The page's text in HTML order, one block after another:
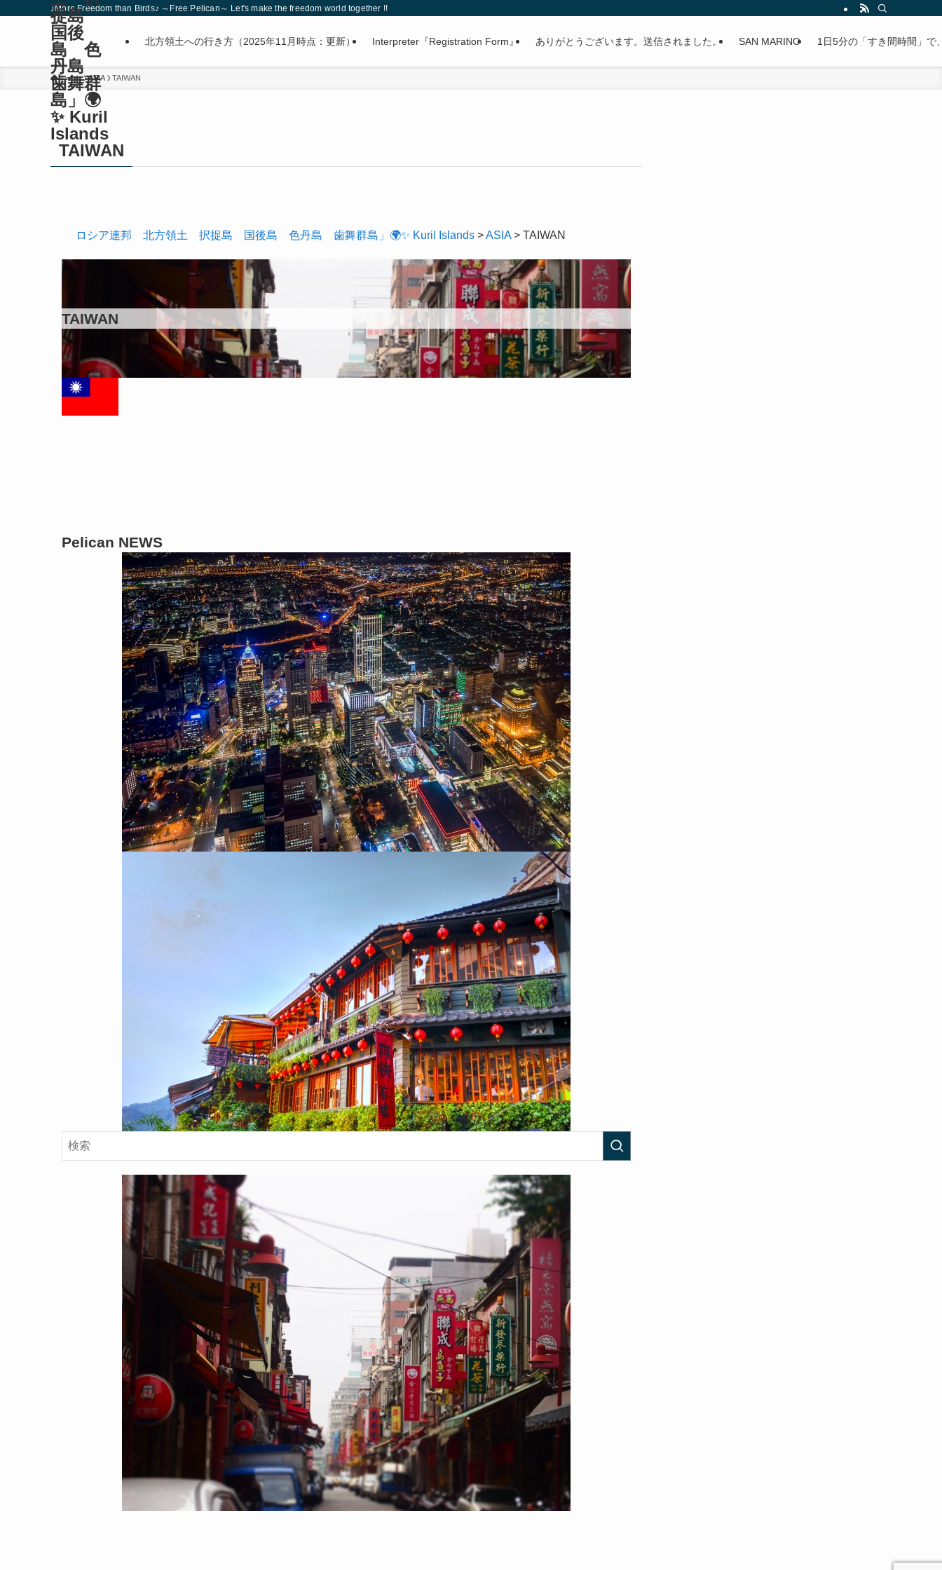
♪More Freedom than Birds♪ ～Free Pelican～ Let's make the freedom world together !!
捉島
国後
島 色
丹島
歯舞群
島」🌍
✨ Kuril
Islands
北方領土への行き方（2025年11月時点：更新） Interpreter『Registration Form』 ありがとうございます。送信されました。 SAN MARINO 1日5分の「すき間時間」で
ホーム ASIA TAIWAN
TAIWAN
ロシア連邦 北方領土 択捉島 国後島 色丹島 歯舞群島」🌍✨ Kuril Islands >ASIA> TAIWAN
TAIWAN
Pelican NEWS